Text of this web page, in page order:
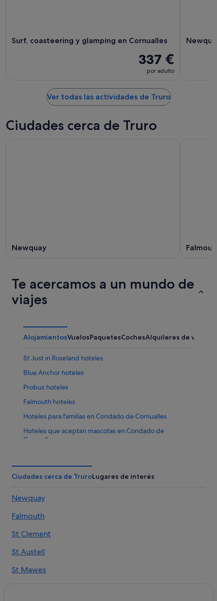
Surf, coasteering y glamping en Cornualles
337 €
por adulto
Ver todas las actividades de Truro
Ciudades cerca de Truro
Newquay
Te acercamos a un mundo de
viajes
AlojamientosVuelosPaquetesCochesAlquileres de
St Just in Roseland hoteles
Blue Anchor hoteles
Probus hoteles
Falmouth hoteles
Hoteles para familias en Condado de Cornualles
Hoteles que aceptan mascotas en Condado de
Cornualles
Hoteles cerca de Tienda de ultramarinos Lemon Street
Market
Hoteles con bodega en Condado de Cornualles
Merther hoteles
Condado de Cornualles hoteles
Ciudades cerca de TruroLugares de interés
Newquay
Falmouth
St Clement
St Austell
St Mawes